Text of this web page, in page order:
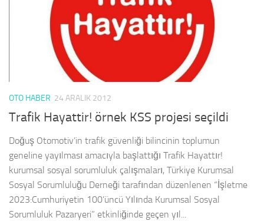
OTO HABER 24 ARALIK 2012
Trafik Hayattir! örnek KSS projesi seçildi
Doğuş Otomotiv’in trafik güvenliği bilincinin toplumun
geneline yayılması amacıyla başlattığı Trafik Hayattır!
kurumsal sosyal sorumluluk çalışmaları, Türkiye Kurumsal
Sosyal Sorumluluğu Derneği tarafından düzenlenen “İşletme
2023:Cumhuriyetin 100’üncü Yılında Kurumsal Sosyal
Sorumluluk Pazaryeri” etkinliğinde geçen yıl...